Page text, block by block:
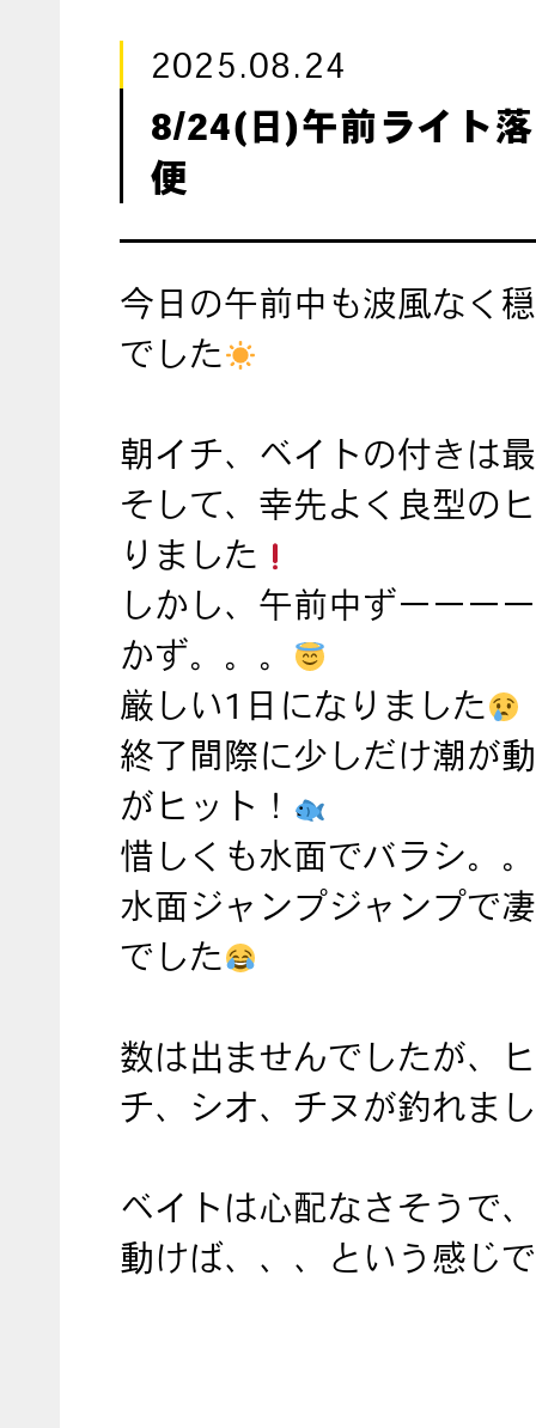
2025.08.24
8/24(日)午前ライト
便
今日の午前中も波風なく
でした
朝イチ、ベイトの付きは
そして、幸先よく良型の
りました
しかし、午前中ずーーー
かず。。。
厳しい1日になりました
終了間際に少しだけ潮が
がヒット！
惜しくも水面でバラシ。
水面ジャンプジャンプで
でした
数は出ませんでしたが、
チ、シオ、チヌが釣れま
ベイトは心配なさそうで
動けば、、、という感じ